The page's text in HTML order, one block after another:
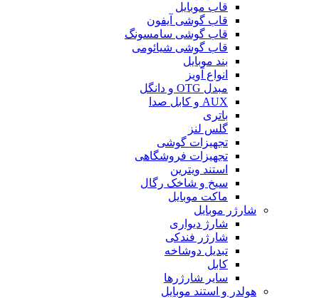
قاب موبایل
قاب گوشی آیفون
قاب گوشی سامسونگ
قاب گوشی شیائومی
بند موبایل
انواع آویز
مبدل OTG و دانگل
AUX و کابل صدا
باتری
گلس لنز
تجهیزات گوشی
تجهیزات فروشگاهی
استند ویترین
سیخ و شاخک رگال
ماکت موبایل
شارژر موبایل
شارژ دیواری
شارژر فندکی
تبدیل دوشاخه
کابل
سایر شارژرها
هولدر و استند موبایل